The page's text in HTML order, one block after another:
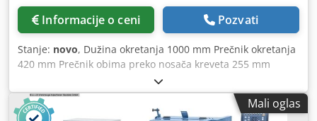
Informacije o ceni Pozvati
Stanje: novo, Dužina okretanja 1000 mm Prečnik okretanja
420 mm Prečnik obima preko nosača kreveta 255 mm
Prečnik okretanja u ofsetu 580 mm vreteno otvor 52.0 mm,
Brzina 30-550 / 550-3000 rpm Širina kreveta 250 mm
vreteno držač 55029 D 1-6 Konjić Konus 4 MK Pero putanja
Mali oglas